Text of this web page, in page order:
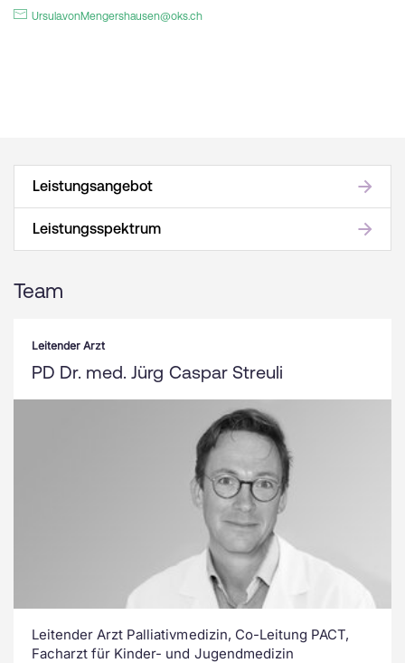
Ursula.vonMengershausen@oks.ch
Leistungsangebot
Leistungsspektrum
Team
Leitender Arzt
PD Dr. med. Jürg Caspar Streuli
Leitender Arzt Palliativmedizin, Co-Leitung PACT,
Facharzt für Kinder- und Jugendmedizin